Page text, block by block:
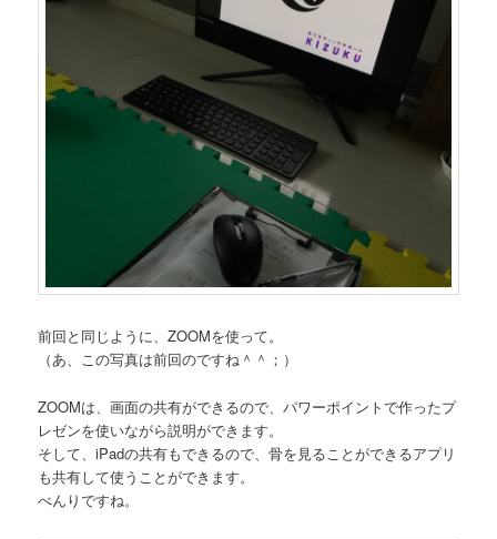
前回と同じように、ZOOMを使って。
（あ、この写真は前回のですね＾＾；）
ZOOMは、画面の共有ができるので、パワーポイントで作ったプ
レゼンを使いながら説明ができます。
そして、iPadの共有もできるので、骨を見ることができるアプリ
も共有して使うことができます。
べんりですね。